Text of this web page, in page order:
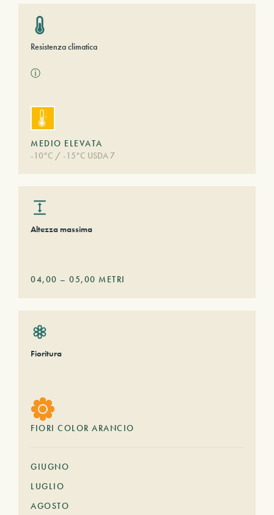
Resistenza climatica
ⓘ
MEDIO ELEVATA
-10°C / -15°C USDA 7
Altezza massima
04,00 – 05,00 METRI
Fioritura
FIORI COLOR ARANCIO
GIUGNO
LUGLIO
AGOSTO